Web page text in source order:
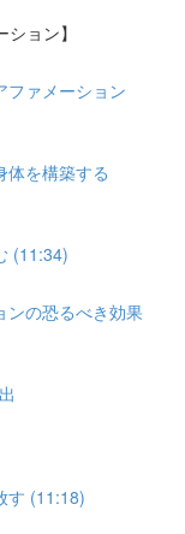
ョン】
ァメーション
を構築する
(11:34)
の恐るべき効果
す (11:18)